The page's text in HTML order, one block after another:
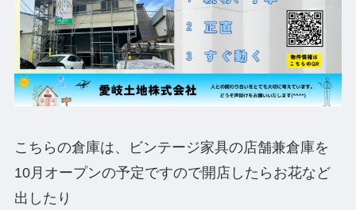
こちらの倉庫は、ビンテージ家具の店舗兼倉庫を
10月オープンの予定ですので開店したらお花など
出したり